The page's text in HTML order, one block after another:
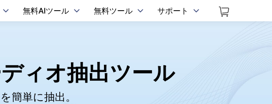
無料AIツール 無料ツール サポート
ィオ抽出ツール
簡単に抽出。